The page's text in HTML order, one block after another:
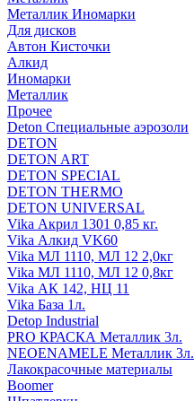
Металлик Иномарки
Для дисков
Автон Кисточки
Алкид
Иномарки
Металлик
Прочее
Deton Специальные аэрозоли
DETON
DETON ART
DETON SPECIAL
DETON THERMO
DETON UNIVERSAL
Vika Акрил 1301 0,85 кг.
Vika Алкид VK60
Vika МЛ 1110, МЛ 12 2,0кг
Vika МЛ 1110, МЛ 12 0,8кг
Vika АК 142, НЦ 11
Vika База 1л.
Detop Industrial
PRO КРАСКА Металлик 3л.
NEOENAMELE Металлик 3л.
Лакокрасочные материалы
Boomer